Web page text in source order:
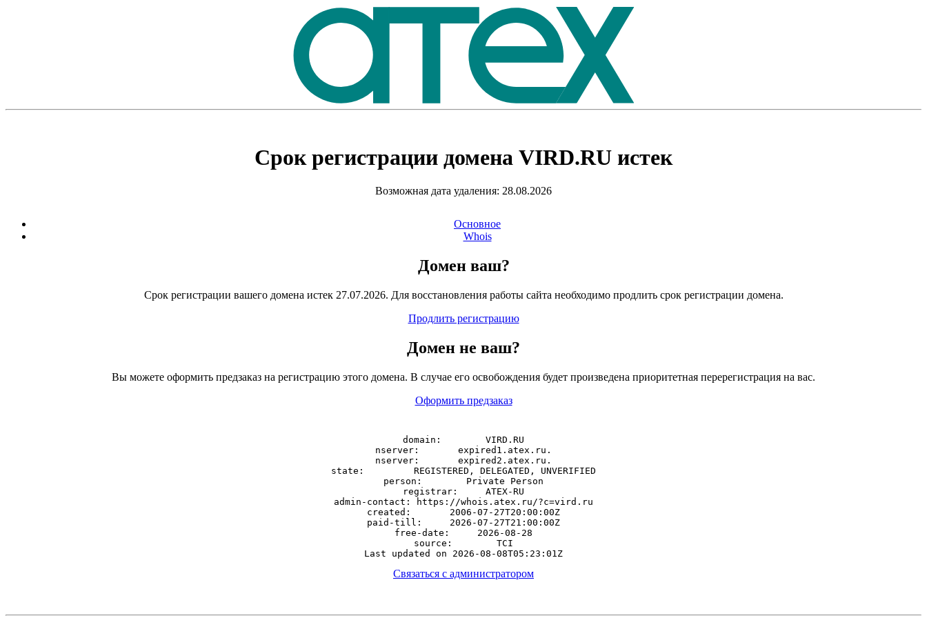
Срок регистрации домена VIRD.RU истек
Возможная дата удаления: 28.08.2026
Основное
Whois
Домен ваш?
Срок регистрации вашего домена истек 27.07.2026. Для восстановления работы сайта необходимо продлить срок регистрации домена.
Продлить регистрацию
Домен не ваш?
Вы можете оформить предзаказ на регистрацию этого домена. В случае его освобождения будет произведена приоритетная перерегистрация на вас.
Оформить предзаказ
domain:        VIRD.RU
nserver:       expired1.atex.ru.
nserver:       expired2.atex.ru.
state:         REGISTERED, DELEGATED, UNVERIFIED
person:        Private Person
registrar:     ATEX-RU
admin-contact: https://whois.atex.ru/?c=vird.ru
created:       2006-07-27T20:00:00Z
paid-till:     2026-07-27T21:00:00Z
free-date:     2026-08-28
source:        TCI
Связаться с администратором